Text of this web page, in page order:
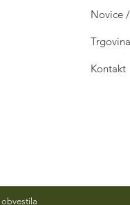
Novice
Trgovina
Kontakt
obvestila